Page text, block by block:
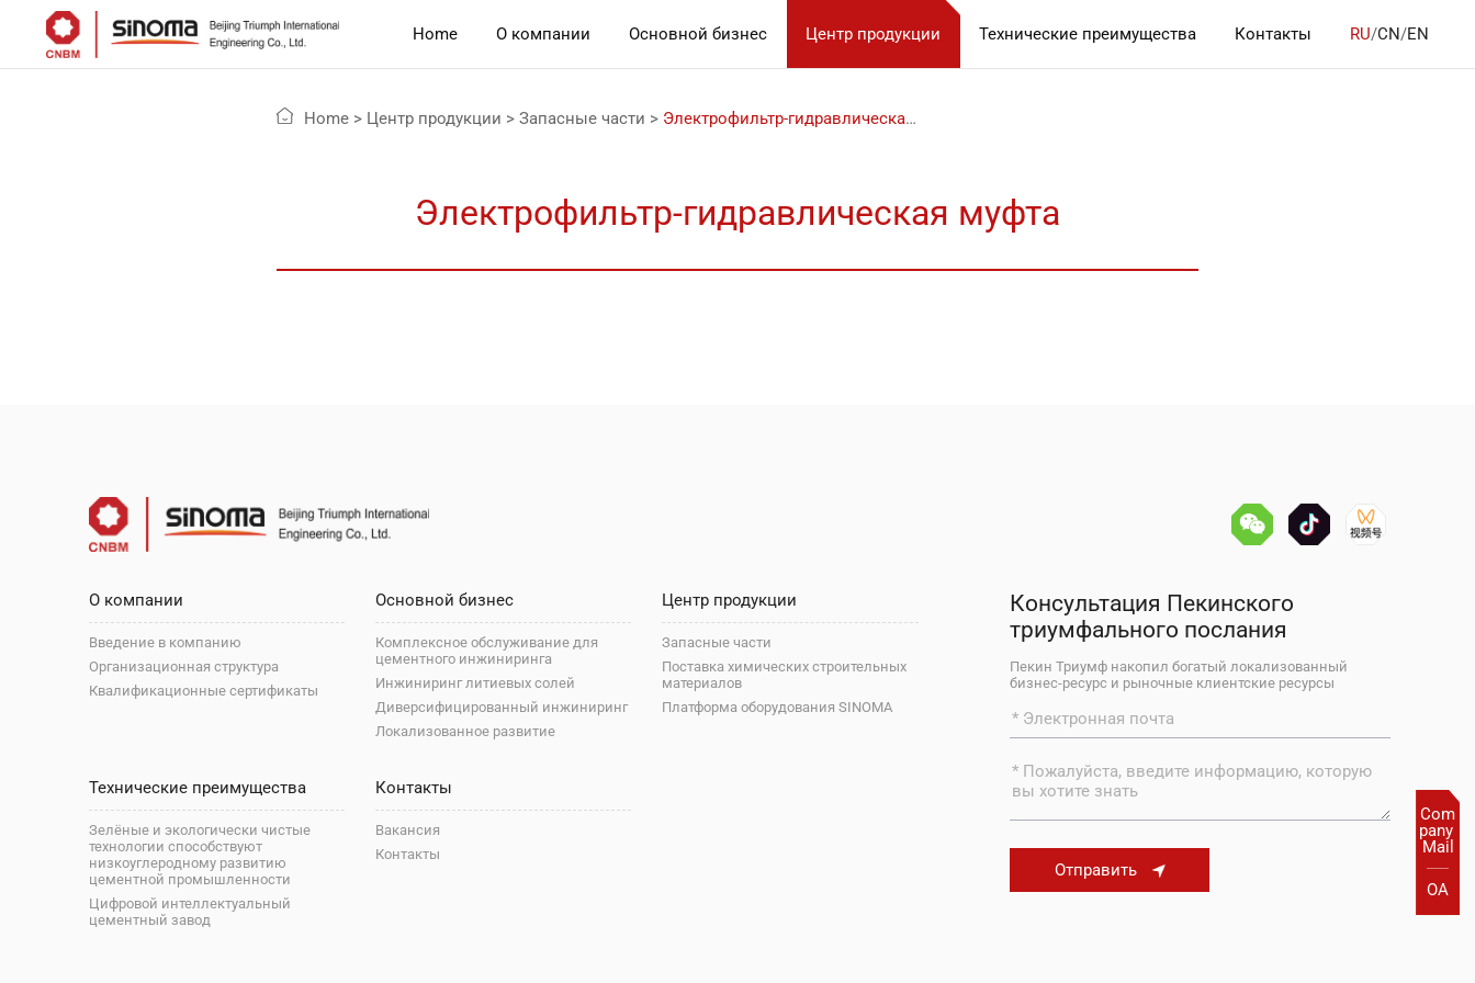
RU/CN/EN
Home О компании Основной бизнес Центр продукции Технические преимущества Контакты
Com
pany
Mail
OA
Home > Центр продукции >Запасные части > Электрофильтр-гидравлическая муфта
Электрофильтр-гидравлическая муфта
О компании
Введение в компанию
Организационная структура
Квалификационные сертификаты
Основной бизнес
Комплексное обслуживание для
цементного инжиниринга
Инжиниринг литиевых солей
Диверсифицированный инжиниринг
Локализованное развитие
Центр продукции
Запасные части
Поставка химических строительных
материалов
Платформа оборудования SINOMA
Технические преимущества
Зелёные и экологически чистые
технологии способствуют
низкоуглеродному развитию
цементной промышленности
Цифровой интеллектуальный
цементный завод
Контакты
Вакансия
Контакты
Консультация Пекинского
триумфального послания
Пекин Триумф накопил богатый локализованный
бизнес-ресурс и рыночные клиентские ресурсы
Отправить